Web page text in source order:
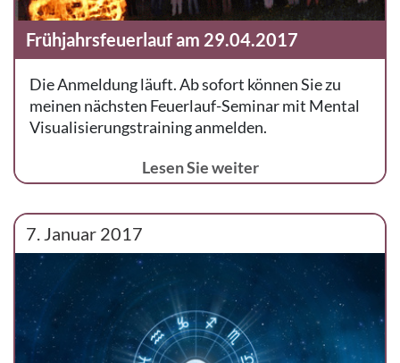
Frühjahrsfeuerlauf am 29.04.2017
Die Anmeldung läuft. Ab sofort können Sie zu
meinen nächsten Feuerlauf-Seminar mit Mental
Visualisierungstraining anmelden.
Lesen Sie weiter
7. Januar 2017